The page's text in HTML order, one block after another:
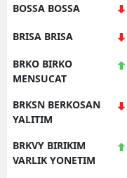
BOSSA BOSSA
BRISA BRISA
BRKO BIRKO
MENSUCAT
BRKSN BERKOSAN
YALITIM
BRKVY BIRIKIM
VARLIK YONETIM